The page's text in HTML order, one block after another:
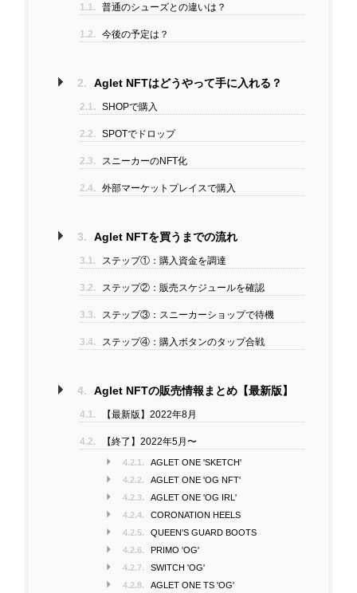
1.1. 普通のシューズとの違いは？
1.2. 今後の予定は？
2. Aglet NFTはどうやって手に入れる？
2.1. SHOPで購入
2.2. SPOTでドロップ
2.3. スニーカーのNFT化
2.4. 外部マーケットプレイスで購入
3. Aglet NFTを買うまでの流れ
3.1. ステップ①：購入資金を調達
3.2. ステップ②：販売スケジュールを確認
3.3. ステップ③：スニーカーショップで待機
3.4. ステップ④：購入ボタンのタップ合戦
4. Aglet NFTの販売情報まとめ【最新版】
4.1. 【最新版】2022年8月
4.2. 【終了】2022年5月〜
4.2.1.
AGLET ONE 'SKETCH'
4.2.2.
AGLET ONE 'OG NFT'
4.2.3.
AGLET ONE 'OG IRL'
4.2.4.
CORONATION HEELS
4.2.5.
QUEEN'S GUARD BOOTS
4.2.6.
PRIMO 'OG'
4.2.7.
SWITCH 'OG'
4.2.8.
AGLET ONE TS 'OG'